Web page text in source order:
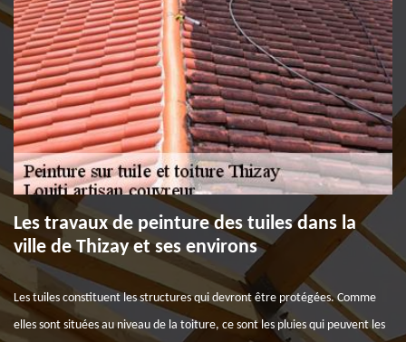
Les travaux de peinture des tuiles dans la
ville de Thizay et ses environs
Les tuiles constituent les structures qui devront être protégées. Comme
elles sont situées au niveau de la toiture, ce sont les pluies qui peuvent les